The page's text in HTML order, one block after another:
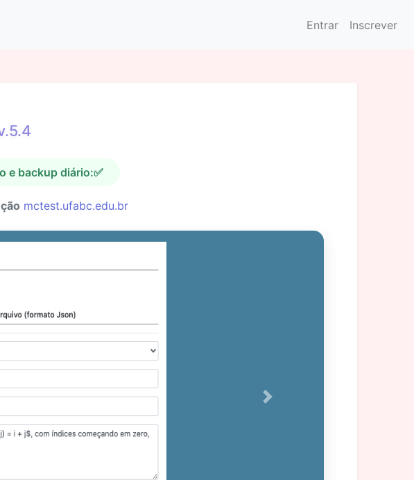
Entrar Inscrever
e backup diário:✅
mctest.ufabc.edu.br
Next